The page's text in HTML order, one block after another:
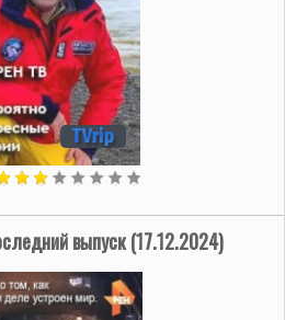
выпуск (17.12.2024)